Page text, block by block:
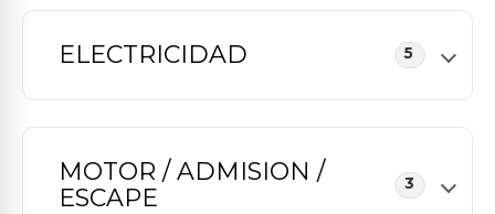
ELECTRICIDAD 5
MOTOR / ADMISION /
ESCAPE
3